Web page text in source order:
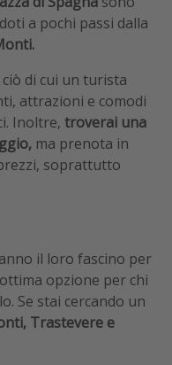
a pochi passi dalla
di cui un turista
attrazioni e comodi
Inoltre, troverai una
ma prenota in
soprattutto
il loro fascino per
opzione per chi
Se stai cercando un
Trastevere e